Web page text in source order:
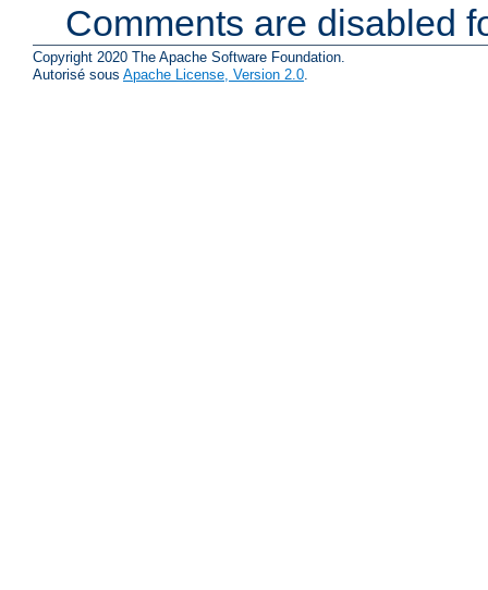
Comments are disabled
Copyright 2020 The Apache Software Foundation.
Autorisé sous Apache License, Version 2.0